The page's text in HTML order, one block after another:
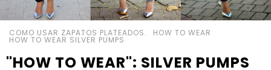
COMO USAR ZAPATOS PLATEADOS. HOW TO WEAR
HOW TO WEAR SILVER PUMPS
"HOW TO WEAR": SILVER PUMPS